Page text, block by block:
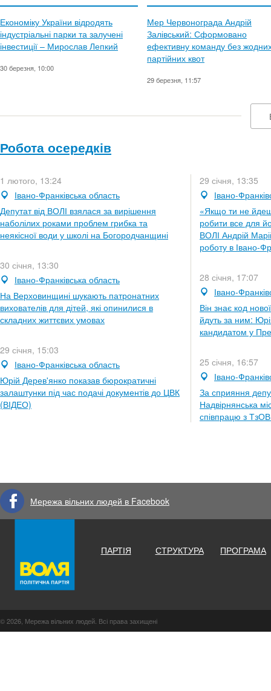
Економіку України відродять
індустріальні парки та залучені
інвестиції – Мирослав Лепкий
30 березня, 10:00
Мер Червонограда Андрій
Залівський: Сформовано
ефективну команду без
партійних квот
29 березня, 11:57
Робота осередків
1 лютого, 13:24
Івано-Франківська область
Депутат від ВОЛІ взялася за вирішення
наболілих роками проблем грибка та
неякісної води у школі на Богородчанщині
30 січня, 13:30
Івано-Франківська область
На Верховинщині шукають патронатних
вихователів для дітей, які опинилися в
складних життєвих умовах
29 січня, 15:03
Івано-Франківська область
Юрій Дерев'янко показав бюрократичні
залаштунки під час подачі документів до ЦВК
(ВІДЕО)
29 січня, 13:35
Івано-
«Якщо ти не
робити все для
ВОЛІ Андрій
роботу в Івано-
28 січня, 17:07
Івано-
Він знає код
йдуть за ним:
кандидатом у
25 січня, 16:57
Івано-
За сприяння
Надвірнянська
співпрацю з
Мережа вільних людей в Facebook
ПАРТІЯ СТРУКТУРА ПРОГРАМА
© 2026, Мережа вільних людей. Всі права захищені